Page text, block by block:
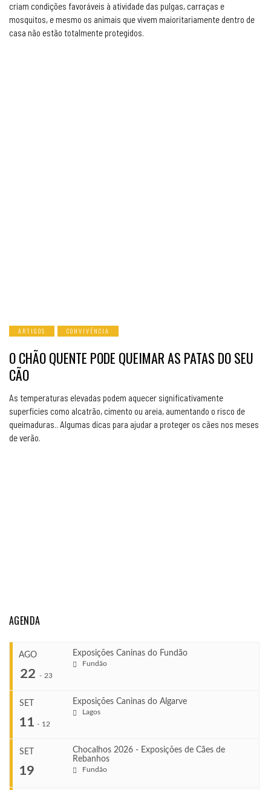
criam condições favoráveis à atividade das pulgas, carraças e
mosquitos, e mesmo os animais que vivem maioritariamente dentro de
casa não estão totalmente protegidos.
ARTIGOS CONVIVÊNCIA
O CHÃO QUENTE PODE QUEIMAR AS PATAS DO SEU
CÃO
As temperaturas elevadas podem aquecer significativamente
superfícies como alcatrão, cimento ou areia, aumentando o risco de
queimaduras.. Algumas dicas para ajudar a proteger os cães nos meses
de verão.
AGENDA
AGO
22 - 23
Exposições Caninas do Fundão
Fundão
Ago 22, 2026
SET
11 - 12
Exposições Caninas do Algarve
Lagos
SET
19
Chocalhos 2026 - Exposições de Cães de
Rebanhos
Fundão